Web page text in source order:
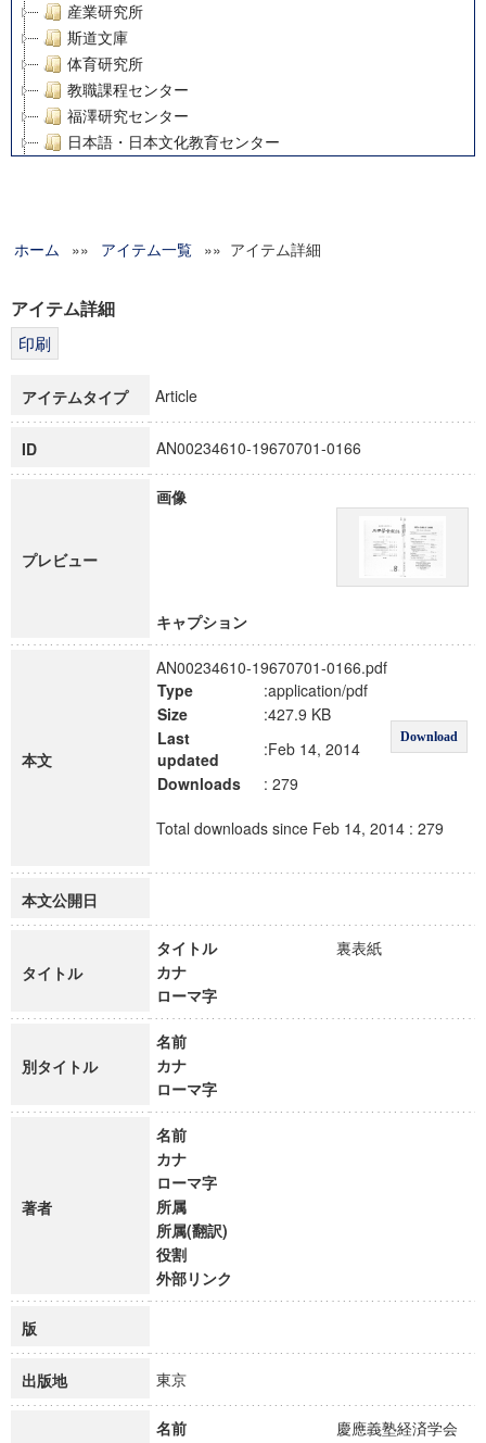
産業研究所
斯道文庫
体育研究所
教職課程センター
福澤研究センター
日本語・日本文化教育センター
グローバルリサーチインスティテュート
科学研究費補助金研究成果報告書
博士課程教育リーディングプログラム「超成熟社会発展のサ
ホーム »» アイテム一覧 »» アイテム詳細
アイテム詳細
アイテムタイプ Article
ID AN00234610-19670701-0166
プレビュー
画像
キャプション
本文
AN00234610-19670701-0166.pdf
Type
:application/pdf
Download
Size
:427.9 KB
Last
updated
:Feb 14, 2014
Downloads
: 279
Total downloads since Feb 14, 2014 : 279
本文公開日
タイトル
タイトル
裏表紙
カナ
ローマ字
別タイトル
名前
カナ
ローマ字
著者
名前
カナ
ローマ字
所属
所属(翻訳)
役割
外部リンク
版
出版地 東京
名前 慶應義塾経済学会